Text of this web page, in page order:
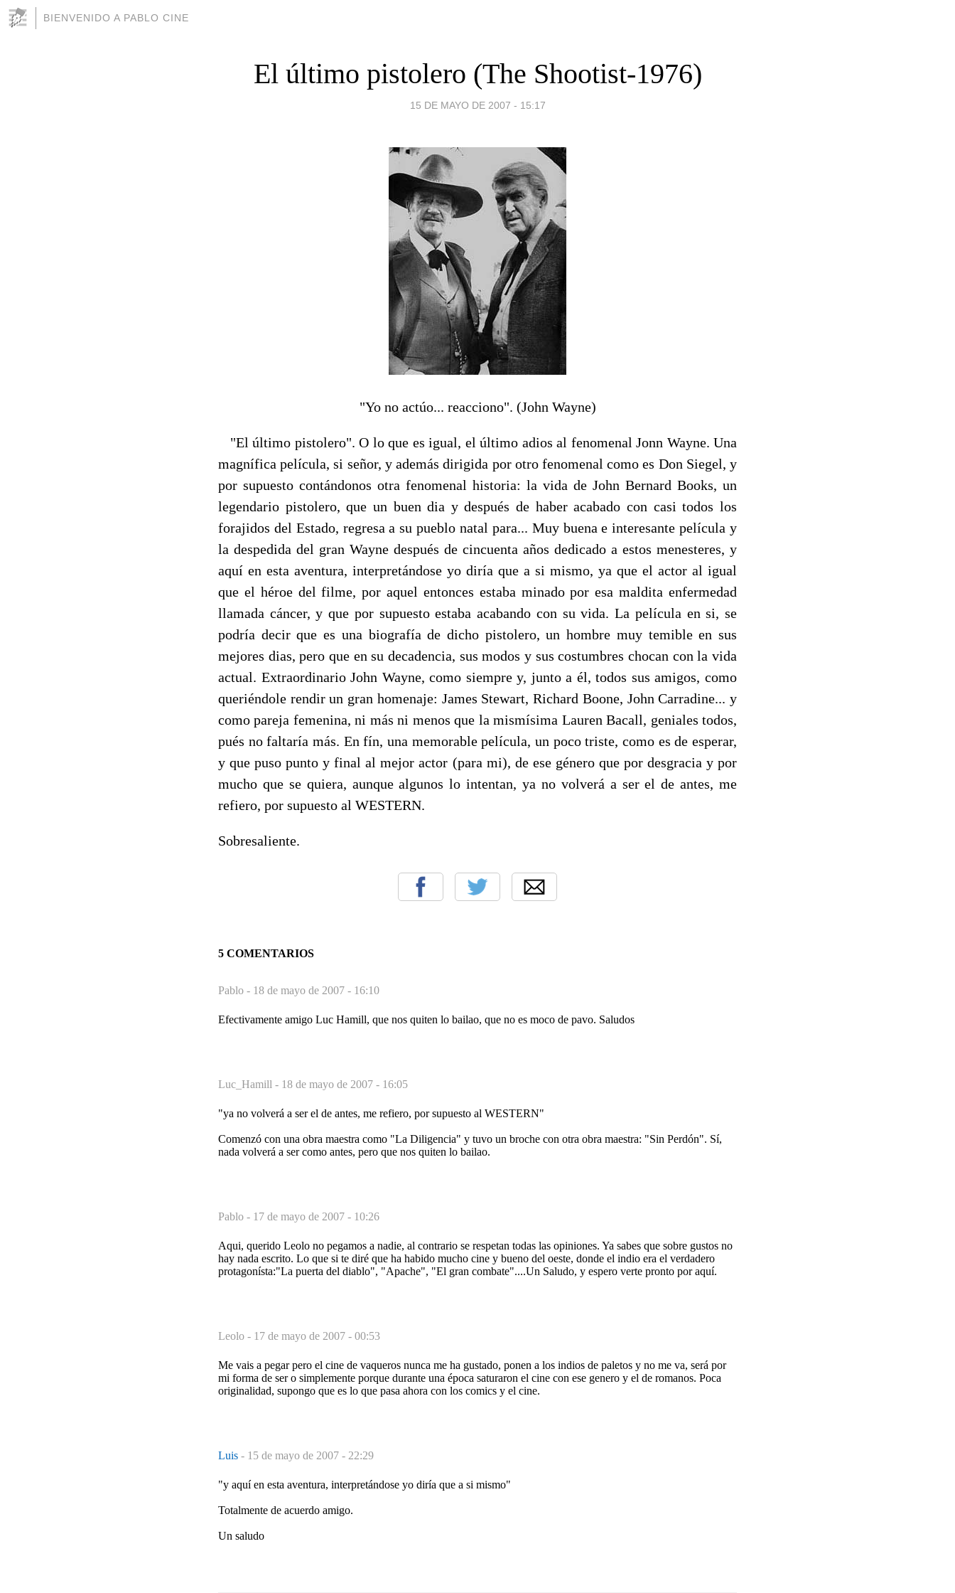
BIENVENIDO A PABLO CINE
El último pistolero (The Shootist-1976)
15 DE MAYO DE 2007 - 15:17
"Yo no actúo... reacciono". (John Wayne)
"El último pistolero". O lo que es igual, el último adios al fenomenal Jonn Wayne. Una
magnífica película, si señor, y además dirigida por otro fenomenal como es Don Siegel, y
por supuesto contándonos otra fenomenal historia: la vida de John Bernard Books, un
legendario pistolero, que un buen dia y después de haber acabado con casi todos los
forajidos del Estado, regresa a su pueblo natal para... Muy buena e interesante película y
la despedida del gran Wayne después de cincuenta años dedicado a estos menesteres, y
aquí en esta aventura, interpretándose yo diría que a si mismo, ya que el actor al igual
que el héroe del filme, por aquel entonces estaba minado por esa maldita enfermedad
llamada cáncer, y que por supuesto estaba acabando con su vida. La película en si, se
podría decir que es una biografía de dicho pistolero, un hombre muy temible en sus
mejores dias, pero que en su decadencia, sus modos y sus costumbres chocan con la vida
actual. Extraordinario John Wayne, como siempre y, junto a él, todos sus amigos, como
queriéndole rendir un gran homenaje: James Stewart, Richard Boone, John Carradine... y
como pareja femenina, ni más ni menos que la mismísima Lauren Bacall, geniales todos,
pués no faltaría más. En fín, una memorable película, un poco triste, como es de esperar,
y que puso punto y final al mejor actor (para mi), de ese género que por desgracia y por
mucho que se quiera, aunque algunos lo intentan, ya no volverá a ser el de antes, me
refiero, por supuesto al WESTERN.
Sobresaliente.
5 COMENTARIOS
Pablo - 18 de mayo de 2007 - 16:10
Efectivamente amigo Luc Hamill, que nos quiten lo bailao, que no es moco de pavo. Saludos
Luc_Hamill - 18 de mayo de 2007 - 16:05
"ya no volverá a ser el de antes, me refiero, por supuesto al WESTERN"
Comenzó con una obra maestra como "La Diligencia" y tuvo un broche con otra obra maestra: "Sin Perdón". Sí,
nada volverá a ser como antes, pero que nos quiten lo bailao.
Pablo - 17 de mayo de 2007 - 10:26
Aqui, querido Leolo no pegamos a nadie, al contrario se respetan todas las opiniones. Ya sabes que sobre gustos no
hay nada escrito. Lo que si te diré que ha habido mucho cine y bueno del oeste, donde el indio era el verdadero
protagonísta:"La puerta del diablo", "Apache", "El gran combate"....Un Saludo, y espero verte pronto por aquí.
Leolo - 17 de mayo de 2007 - 00:53
Me vais a pegar pero el cine de vaqueros nunca me ha gustado, ponen a los indios de paletos y no me va, será por
mi forma de ser o simplemente porque durante una época saturaron el cine con ese genero y el de romanos. Poca
originalidad, supongo que es lo que pasa ahora con los comics y el cine.
Luis - 15 de mayo de 2007 - 22:29
"y aquí en esta aventura, interpretándose yo diría que a si mismo"
Totalmente de acuerdo amigo.
Un saludo